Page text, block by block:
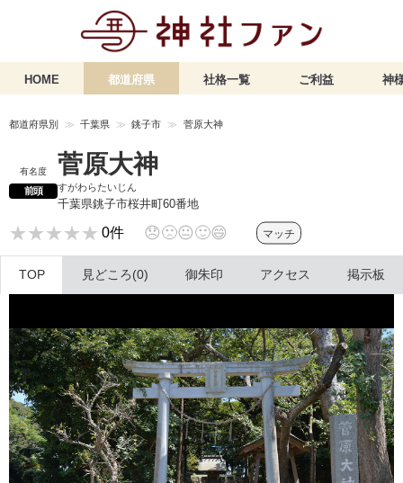
HOME 都道府県 社格一覧 ご利益 神
都道府県別 千葉県 銚子市 菅原大神
有名度
前頭
菅原大神
すがわらたいじん
千葉県銚子市桜井町60番地
★★★★★
★★★★★ 0件 😞🙁😐🙂😄 マッチ
TOP 見どころ(0) 御朱印 アクセス 掲示板